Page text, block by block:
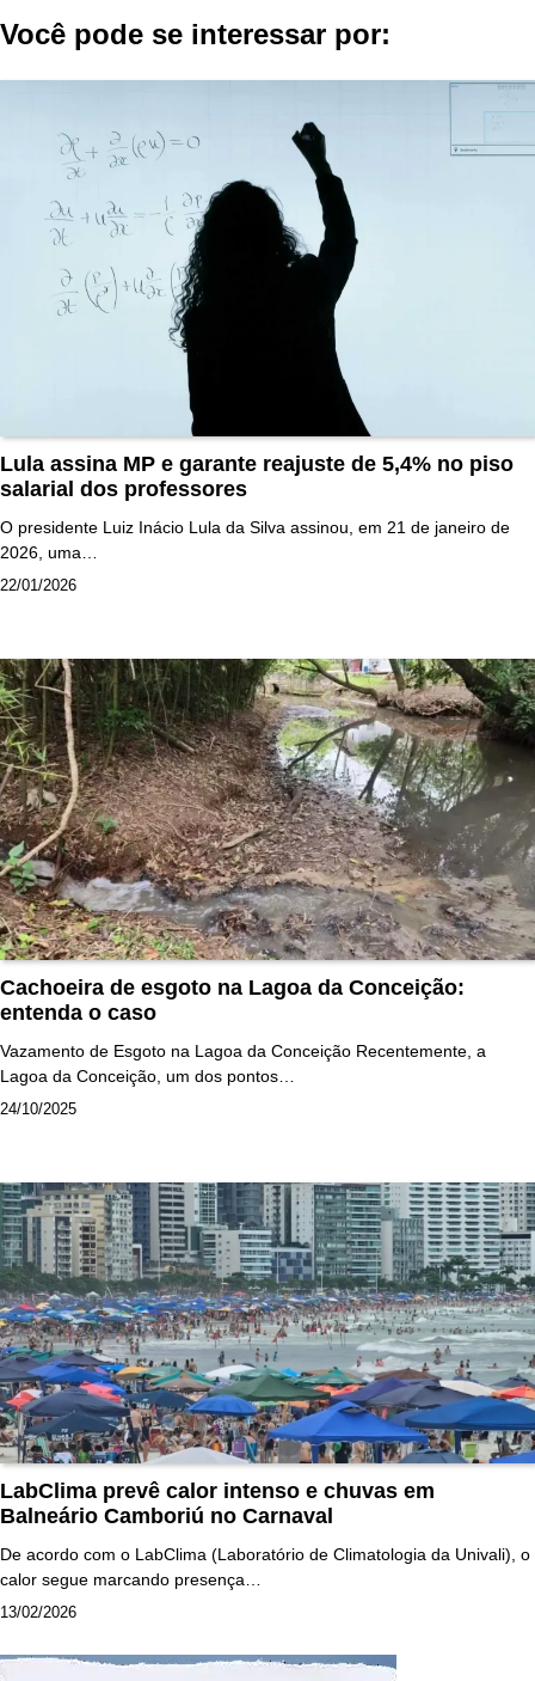
Você pode se interessar por:
Lula assina MP e garante reajuste de 5,4% no piso
salarial dos professores
O presidente Luiz Inácio Lula da Silva assinou, em 21 de janeiro de
2026, uma…
22/01/2026
Cachoeira de esgoto na Lagoa da Conceição:
entenda o caso
Vazamento de Esgoto na Lagoa da Conceição Recentemente, a
Lagoa da Conceição, um dos pontos…
24/10/2025
LabClima prevê calor intenso e chuvas em
Balneário Camboriú no Carnaval
De acordo com o LabClima (Laboratório de Climatologia da Univali), o
calor segue marcando presença…
13/02/2026